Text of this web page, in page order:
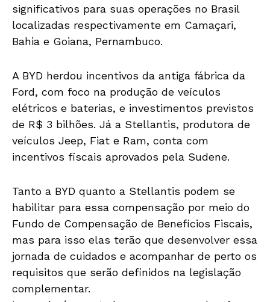
significativos para suas operações no Brasil
localizadas respectivamente em Camaçari,
Bahia e Goiana, Pernambuco.
A BYD herdou incentivos da antiga fábrica da
Ford, com foco na produção de veículos
elétricos e baterias, e investimentos previstos
de R$ 3 bilhões. Já a Stellantis, produtora de
veículos Jeep, Fiat e Ram, conta com
incentivos fiscais aprovados pela Sudene.
Tanto a BYD quanto a Stellantis podem se
habilitar para essa compensação por meio do
Fundo de Compensação de Benefícios Fiscais,
mas para isso elas terão que desenvolver essa
jornada de cuidados e acompanhar de perto os
requisitos que serão definidos na legislação
complementar.